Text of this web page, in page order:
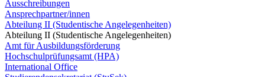
Ausschreibungen
Ansprechpartner/innen
Abteilung II (Studentische Angelegenheiten)
Abteilung II (Studentische Angelegenheiten)
Amt für Ausbildungsförderung
Hochschulprüfungsamt (HPA)
International Office